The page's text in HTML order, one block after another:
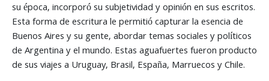
su época, incorporó su subjetividad y opinión en sus escritos.
Esta forma de escritura le permitió capturar la esencia de
Buenos Aires y su gente, abordar temas sociales y políticos
de Argentina y el mundo. Estas aguafuertes fueron producto
de sus viajes a Uruguay, Brasil, España, Marruecos y Chile.